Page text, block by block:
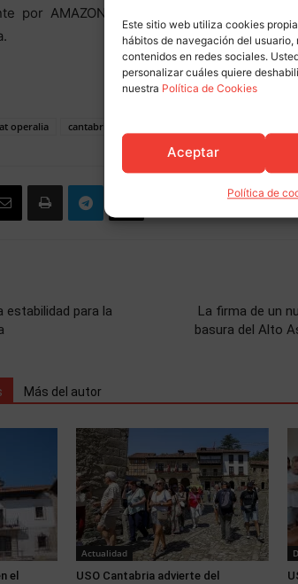
Este sitio web utiliza cookies
hábitos de navegación del
contenidos en redes sociales.
personalizar cuáles quiere
nuestra Política de Cookies
Aceptar
Política de
por AMAZON o subsidiariamente por la
at operalia cantabria
estabilidad para la
La firma de un
basura del Alto
Más del autor
el
Actualidad
USO Cantabria advierte del